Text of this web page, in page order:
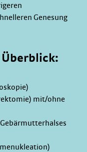
Genesung
Überblick:
mit/ohne